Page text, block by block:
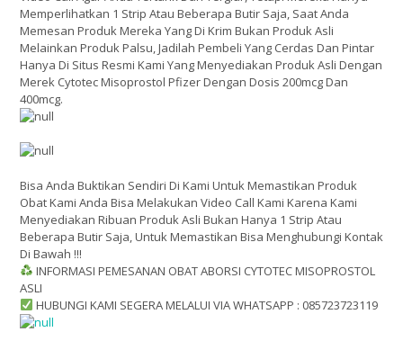
Memperlihatkan 1 Strip Atau Beberapa Butir Saja, Saat Anda
Memesan Produk Mereka Yang Di Krim Bukan Produk Asli
Melainkan Produk Palsu, Jadilah Pembeli Yang Cerdas Dan Pintar
Hanya Di Situs Resmi Kami Yang Menyediakan Produk Asli Dengan
Merek Cytotec Misoprostol Pfizer Dengan Dosis 200mcg Dan
400mcg.
Bisa Anda Buktikan Sendiri Di Kami Untuk Memastikan Produk
Obat Kami Anda Bisa Melakukan Video Call Kami Karena Kami
Menyediakan Ribuan Produk Asli Bukan Hanya 1 Strip Atau
Beberapa Butir Saja, Untuk Memastikan Bisa Menghubungi Kontak
Di Bawah !!!
INFORMASI PEMESANAN OBAT ABORSI CYTOTEC MISOPROSTOL
ASLI
HUBUNGI KAMI SEGERA MELALUI VIA WHATSAPP : 085723723119